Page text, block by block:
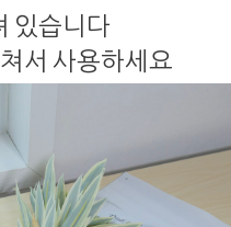
있습니다
서 사용하세요